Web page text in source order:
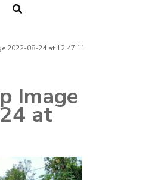
2022-08-24 at 12.47.11
Image
at